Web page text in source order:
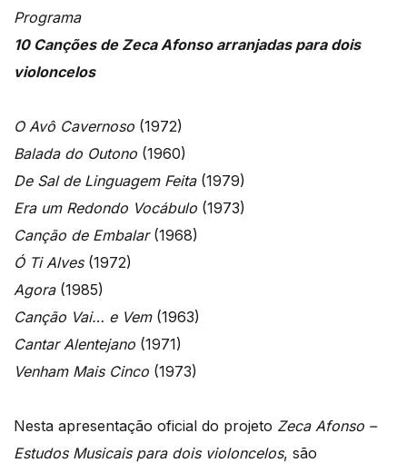
Programa
10 Canções de Zeca Afonso arranjadas para dois
violoncelos
O Avô Cavernoso (1972)
Balada do Outono (1960)
De Sal de Linguagem Feita(1979)
Era um Redondo Vocábulo (1973)
Canção de Embalar(1968)
Ó Ti Alves(1972)
Agora(1985)
Canção Vai… e Vem(1963)
Cantar Alentejano (1971)
Venham Mais Cinco (1973)
Nesta apresentação oficial do projeto Zeca Afonso –
Estudos Musicais para dois violoncelos, são